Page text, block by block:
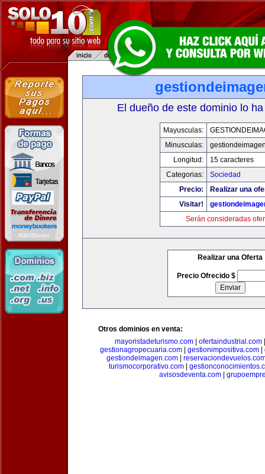
El dueño de este dominio lo
Mayusculas:
Minusculas:
Longitud:
15 caracteres
Categorias:
Sociedad
Precio:
Realizar una
Visitar!
Serán consideradas
Realizar una Oferta
Precio Ofrecido $
Otros dominios en venta:
mayoristadeturismo.com| ofertaindustrial.com
gestionagropecuaria.com
gestionimpositiva.com
gestiondeimagen.com
turismocorporativo.com
avisosdeventa.com